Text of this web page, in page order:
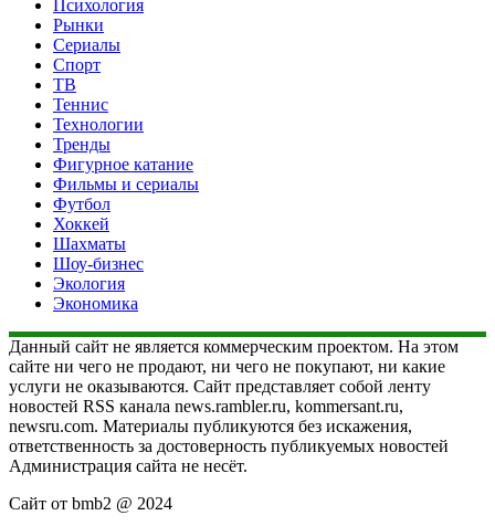
Психология
Рынки
Сериалы
Спорт
ТВ
Теннис
Технологии
Тренды
Фигурное катание
Фильмы и сериалы
Футбол
Хоккей
Шахматы
Шоу-бизнес
Экология
Экономика
Данный сайт не является коммерческим проектом. На этом
сайте ни чего не продают, ни чего не покупают, ни какие
услуги не оказываются. Сайт представляет собой ленту
новостей RSS канала news.rambler.ru, kommersant.ru,
newsru.com. Материалы публикуются без искажения,
ответственность за достоверность публикуемых новостей
Администрация сайта не несёт.
Сайт от bmb2 @ 2024